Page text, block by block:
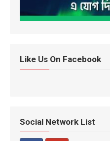
Like Us On Facebook
Social Network List